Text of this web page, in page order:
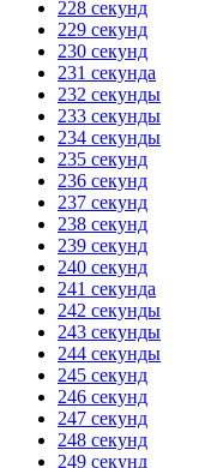
228 секунд
229 секунд
230 секунд
231 секунда
232 секунды
233 секунды
234 секунды
235 секунд
236 секунд
237 секунд
238 секунд
239 секунд
240 секунд
241 секунда
242 секунды
243 секунды
244 секунды
245 секунд
246 секунд
247 секунд
248 секунд
249 секунд